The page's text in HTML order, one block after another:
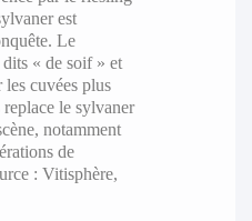
est
Le
« de soif » et
les cuvées plus
replace le sylvaner
notamment
de
: Vitisphère,